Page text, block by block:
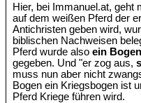
Hier, bei Immanuel.at, geht
auf dem weißen Pferd der
Antichristen geben wird,
biblischen Nachweisen
Pferd wurde alsoein
gegeben. Und "er zog aus,
muss nun aber nicht
Bogen ein Kriegsbogen ist
Pferd Kriege führen wird.